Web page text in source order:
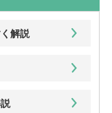
解説